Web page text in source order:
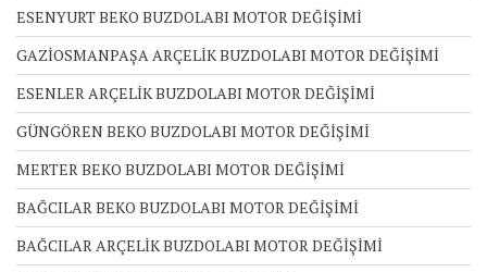
ESENYURT BEKO BUZDOLABI MOTOR DEĞİŞİMİ
GAZİOSMANPAŞA ARÇELİK BUZDOLABI MOTOR DEĞİŞİMİ
ESENLER ARÇELİK BUZDOLABI MOTOR DEĞİŞİMİ
GÜNGÖREN BEKO BUZDOLABI MOTOR DEĞİŞİMİ
MERTER BEKO BUZDOLABI MOTOR DEĞİŞİMİ
BAĞCILAR BEKO BUZDOLABI MOTOR DEĞİŞİMİ
BAĞCILAR ARÇELİK BUZDOLABI MOTOR DEĞİŞİMİ